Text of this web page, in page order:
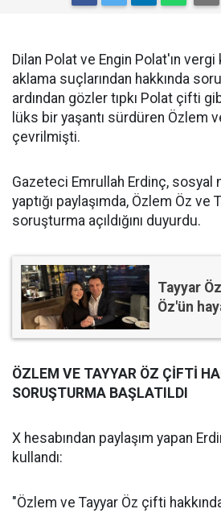
Dilan Polat ve Engin Polat'ın vergi
aklama suçlarından hakkında
ardından gözler tıpkı Polat çifti
lüks bir yaşantı sürdüren Özlem
çevrilmişti.
Gazeteci Emrullah Erdinç, sosyal
yaptığı paylaşımda, Özlem Öz ve
soruşturma açıldığını duyurdu.
Tayyar
Öz'ün
ÖZLEM VE TAYYAR ÖZ ÇİFTİ
SORUŞTURMA BAŞLATILDI
X hesabından paylaşım yapan
kullandı:
"Özlem ve Tayyar Öz çifti